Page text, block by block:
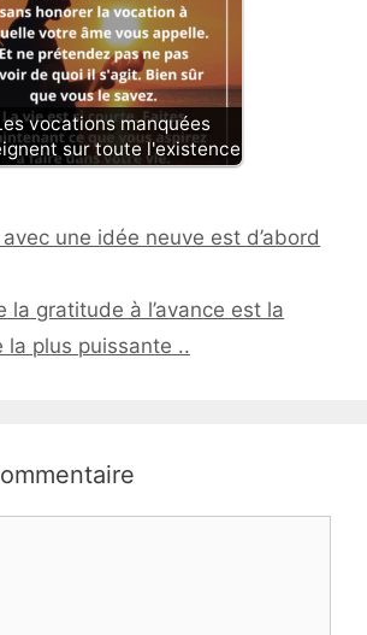
vocations manquées
sur toute l'existence
une idée neuve est d’abord
la gratitude à l’avance est la
la plus puissante ..